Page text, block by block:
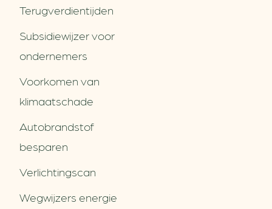
Terugverdien­tijden
Subsidiewijzer voor
ondernemers
Voorkomen van
klimaatschade
Autobrandstof
besparen
Verlichtingscan
Wegwijzers energie